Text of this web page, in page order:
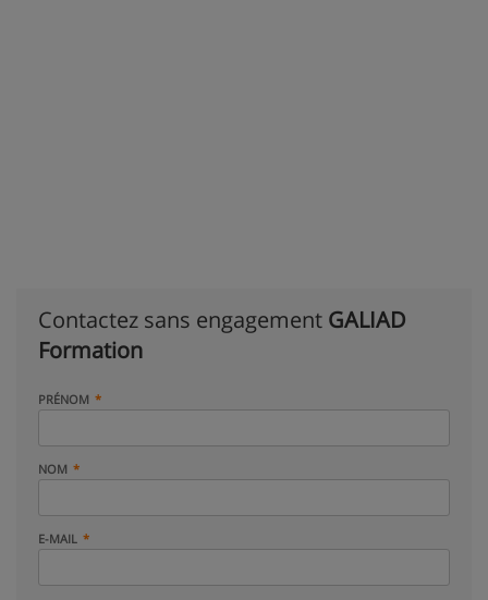
Contactez sans engagement GALIAD
Formation
PRÉNOM
NOM
E-MAIL